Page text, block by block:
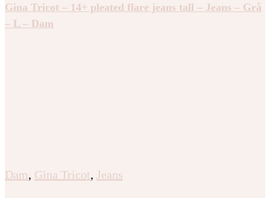
Gina Tricot – 14+ pleated flare jeans tall – Jeans – Grå
– L – Dam
Dam, Gina Tricot, Jeans